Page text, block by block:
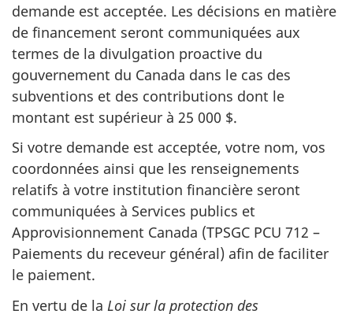
demande est acceptée. Les décisions en matière
de financement seront communiquées aux
termes de la divulgation proactive du
gouvernement du Canada dans le cas des
subventions et des contributions dont le
montant est supérieur à 25 000 $.
Si votre demande est acceptée, votre nom, vos
coordonnées ainsi que les renseignements
relatifs à votre institution financière seront
communiquées à Services publics et
Approvisionnement Canada (TPSGC PCU 712 –
Paiements du receveur général) afin de faciliter
le paiement.
En vertu de la Loi sur la protection des